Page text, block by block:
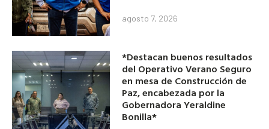
agosto 7, 2026
*Destacan buenos resultados
del Operativo Verano Seguro
en mesa de Construcción de
Paz, encabezada por la
Gobernadora Yeraldine
Bonilla*